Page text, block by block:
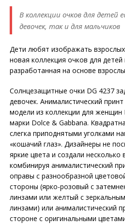
В коллекции очков для детей
девочек, так и для мальчиков
Дети любят изображать
новая коллекция очков для
разработанная на основе
Солнцезащитные очки DG 4237
девочек. Анималистический
модели из коллекции для женщин
марки Dolce & Gabbana.
слегка приподнятыми уголками
«кошачий глаз». Дизайнеры не
яркие цвета и создали
комбинируя анималистический
оправы с разнообразной
стороны (ярко-розовый с
линзами или желтый с
линзами) или анималистический
стороне с оригинальными